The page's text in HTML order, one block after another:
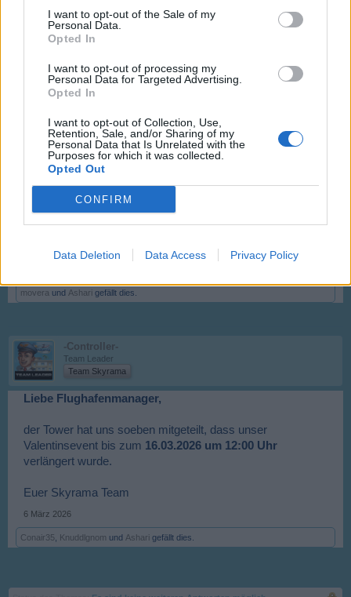
I want to opt-out of the Sale of my
Personal Data.
Opted In
I want to opt-out of processing my
Personal Data for Targeted Advertising.
Opted In
I want to opt-out of Collection, Use,
Retention, Sale, and/or Sharing of my
Personal Data that Is Unrelated with the
Purposes for which it was collected.
Opted Out
CONFIRM
Data Deletion Data Access Privacy Policy
06.02.2026, gegen 12.00 Uhr, sie enden am Mittwoch, dem
11.03.2026, um 12.00 Uhr.
https://board-de.skyrama.com/threads/valentins-wochen-
2026.17277/
Hier geht es zur F.A.Q.
https://board-de.skyrama.com/threads/f-a-q-valentins-
wochen-2026.17265/
Wir wünschen Euch viel Spaß und eine schöne Zeit.
movera und Ashari gefällt dies.
-Controller-
Team Leader
Team Skyrama
Liebe Flughafenmanager,
der Tower hat uns soeben mitgeteilt, dass unser
Valentinsevent bis zum 16.03.2026 um 12:00 Uhr
verlängert wurde.
Euer Skyrama Team
6 März 2026
Conair35 Knuddlgnom und Ashari gefällt dies.